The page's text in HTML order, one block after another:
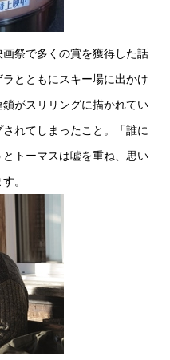
画祭で多くの賞を獲得した話
とともにスキー場に出かけ
がスリリングに描かれてい
れてしまったこと。「誰に
トーマスは嘘を重ね、思い
。